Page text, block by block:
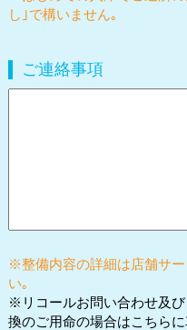
し｣で構いません｡
ご連絡事項
※整備内容の詳細は店舗サ
い｡
※リコールお問い合わせ及
換のご用命の場合はこちら